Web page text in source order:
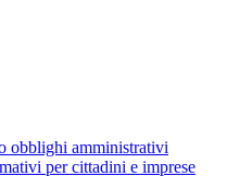
obblighi amministrativi
per cittadini e imprese